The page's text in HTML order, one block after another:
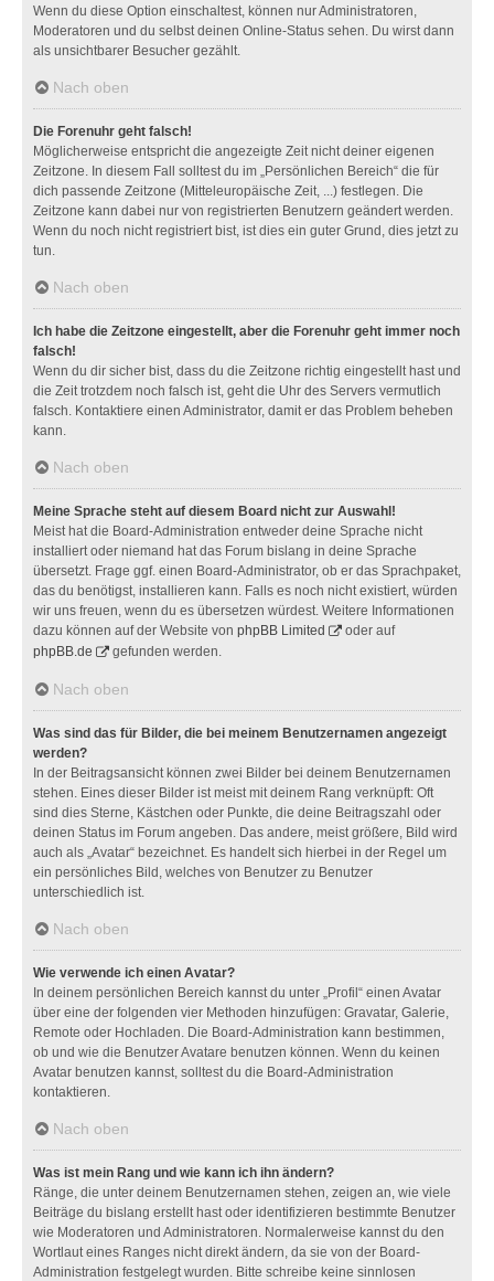
Wenn du diese Option einschaltest, können nur Administratoren,
Moderatoren und du selbst deinen Online-Status sehen. Du wirst dann
als unsichtbarer Besucher gezählt.
Nach oben
Die Forenuhr geht falsch!
Möglicherweise entspricht die angezeigte Zeit nicht deiner eigenen
Zeitzone. In diesem Fall solltest du im „Persönlichen Bereich“ die für
dich passende Zeitzone (Mitteleuropäische Zeit, ...) festlegen. Die
Zeitzone kann dabei nur von registrierten Benutzern geändert werden.
Wenn du noch nicht registriert bist, ist dies ein guter Grund, dies jetzt zu
tun.
Nach oben
Ich habe die Zeitzone eingestellt, aber die Forenuhr geht immer noch
falsch!
Wenn du dir sicher bist, dass du die Zeitzone richtig eingestellt hast und
die Zeit trotzdem noch falsch ist, geht die Uhr des Servers vermutlich
falsch. Kontaktiere einen Administrator, damit er das Problem beheben
kann.
Nach oben
Meine Sprache steht auf diesem Board nicht zur Auswahl!
Meist hat die Board-Administration entweder deine Sprache nicht
installiert oder niemand hat das Forum bislang in deine Sprache
übersetzt. Frage ggf. einen Board-Administrator, ob er das Sprachpaket,
das du benötigst, installieren kann. Falls es noch nicht existiert, würden
wir uns freuen, wenn du es übersetzen würdest. Weitere Informationen
dazu können auf der Website von phpBB Limited
oder auf
phpBB.de
gefunden werden.
Nach oben
Was sind das für Bilder, die bei meinem Benutzernamen angezeigt
werden?
In der Beitragsansicht können zwei Bilder bei deinem Benutzernamen
stehen. Eines dieser Bilder ist meist mit deinem Rang verknüpft: Oft
sind dies Sterne, Kästchen oder Punkte, die deine Beitragszahl oder
deinen Status im Forum angeben. Das andere, meist größere, Bild wird
auch als „Avatar“ bezeichnet. Es handelt sich hierbei in der Regel um
ein persönliches Bild, welches von Benutzer zu Benutzer
unterschiedlich ist.
Nach oben
Wie verwende ich einen Avatar?
In deinem persönlichen Bereich kannst du unter „Profil“ einen Avatar
über eine der folgenden vier Methoden hinzufügen: Gravatar, Galerie,
Remote oder Hochladen. Die Board-Administration kann bestimmen,
ob und wie die Benutzer Avatare benutzen können. Wenn du keinen
Avatar benutzen kannst, solltest du die Board-Administration
kontaktieren.
Nach oben
Was ist mein Rang und wie kann ich ihn ändern?
Ränge, die unter deinem Benutzernamen stehen, zeigen an, wie viele
Beiträge du bislang erstellt hast oder identifizieren bestimmte Benutzer
wie Moderatoren und Administratoren. Normalerweise kannst du den
Wortlaut eines Ranges nicht direkt ändern, da sie von der Board-
Administration festgelegt wurden. Bitte schreibe keine sinnlosen